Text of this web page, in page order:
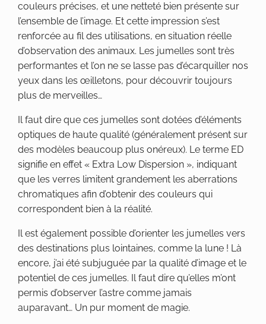
couleurs précises, et une netteté bien présente sur
l’ensemble de l’image. Et cette impression s’est
renforcée au fil des utilisations, en situation réelle
d’observation des animaux. Les jumelles sont très
performantes et l’on ne se lasse pas d’écarquiller nos
yeux dans les œilletons, pour découvrir toujours
plus de merveilles…
Il faut dire que ces jumelles sont dotées d’éléments
optiques de haute qualité (généralement présent sur
des modèles beaucoup plus onéreux). Le terme ED
signifie en effet « Extra Low Dispersion », indiquant
que les verres limitent grandement les aberrations
chromatiques afin d’obtenir des couleurs qui
correspondent bien à la réalité.
Il est également possible d’orienter les jumelles vers
des destinations plus lointaines, comme la lune ! Là
encore, j’ai été subjuguée par la qualité d’image et le
potentiel de ces jumelles. Il faut dire qu’elles m’ont
permis d’observer l’astre comme jamais
auparavant… Un pur moment de magie.